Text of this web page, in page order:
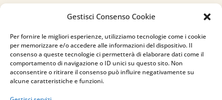
Gestisci Consenso Cookie
Per fornire le migliori esperienze, utilizziamo tecnologie come i cookie
per memorizzare e/o accedere alle informazioni del dispositivo. Il
consenso a queste tecnologie ci permetterà di elaborare dati come il
comportamento di navigazione o ID unici su questo sito. Non
acconsentire o ritirare il consenso può influire negativamente su
alcune caratteristiche e funzioni.
via Sant’Alessio, 5
83030 Venticano (AV)
Email